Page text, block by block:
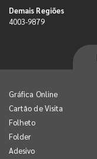
Demais Regiões
4003-9879
Gráfica Online
Cartão de Visita
Folheto
Folder
Adesivo